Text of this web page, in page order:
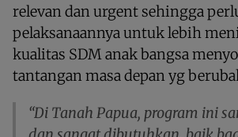
relevan dan urgent sehingga
pelaksanaannya untuk lebih
kualitas SDM anak bangsa
tantangan masa depan yg
“Di Tanah Papua, program ini